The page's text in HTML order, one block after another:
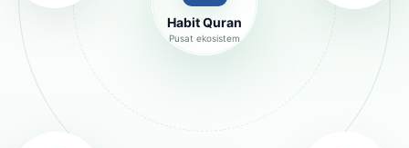
Habit Quran
Pusat ekosistem